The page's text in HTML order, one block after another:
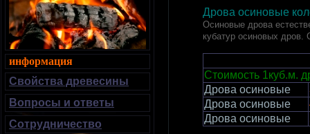
Дрова осиновые
Осиновые дрова
кубатур осиновых дров.
Стоимость 1куб.м.
Дрова осиновые
Дрова осиновые
Дрова осиновые
информация
Свойства древесины
Вопросы и ответы
Сотрудничество